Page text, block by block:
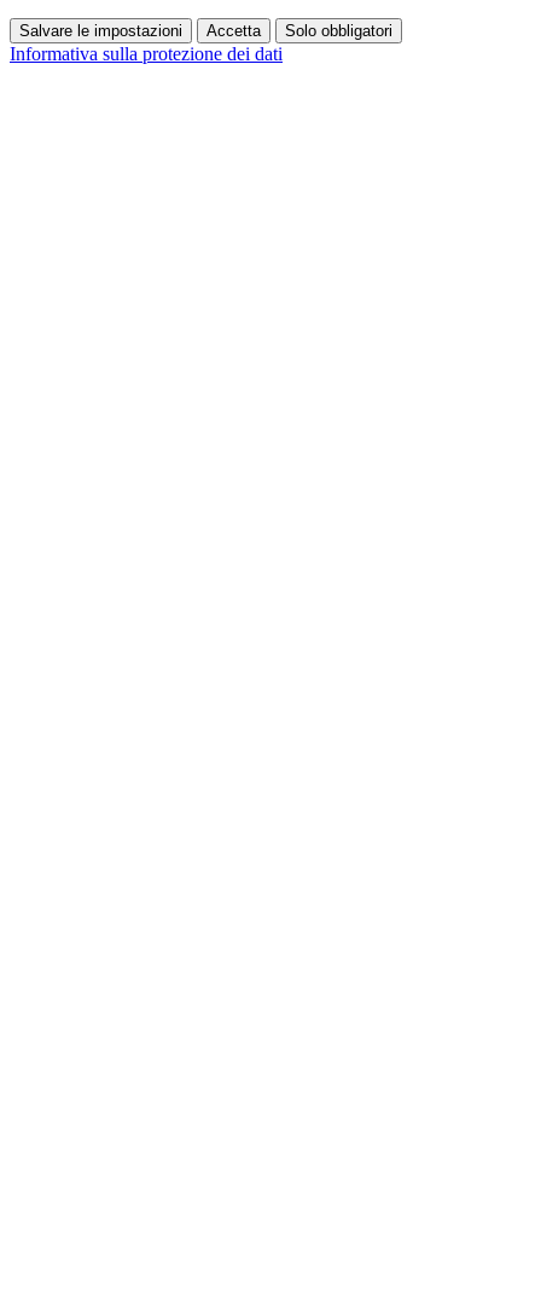
Salvare le impostazioni Accetta Solo obbligatori
Informativa sulla protezione dei dati